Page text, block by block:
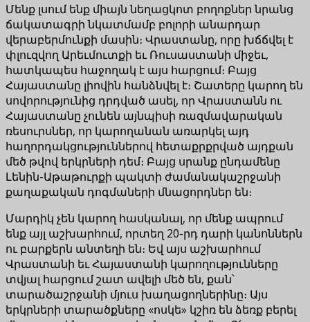
Մենք լսում ենք միայն նեղացկոտ բողոքներ նրանց
ճակատագրի նկատմամբ բոլորի անարդար
վերաբերմունքի մասին։ Վրաստանը, որը խճճվել է
փլուզվող Արեւմուտքի եւ Ռուսաստանի միջեւ,
հատկապես հաջողակ է այս հարցում։ Բայց
Հայաստանը լիովին հանձնվել է։ Շատերը կարող են
սովորությունից դրդված ասել, որ Վրաստանն ու
Հայաստանը չունեն այնպիսի ռազմավարական
ռեսուրսներ, որ կարողանան առարկել այդ
հաղորդակցություններով հետաքրքրված այդքան
մեծ թվով երկրների դեմ։ Բայց սրանք ընդամենը
Լենին-Աթաթուրքի պակտի ժամանակաշրջանի
քաղաքական դոգմաների մնացորդներ են։
Մարդիկ չեն կարող հասկանալ, որ մենք ապրում
ենք այլ աշխարհում, որտեղ 20-րդ դարի կանոններն
ու բարքերն անտեղի են։ Եվ այս աշխարհում
Վրաստանի եւ Հայաստանի կարողությունները
տվյալ հարցում շատ ավելի մեծ են, քան՝
տարածաշրջանի մյուս խաղացողներինը։ Այս
երկրների տարածքները «ոսկե» կշիռ են ձեռք բերել